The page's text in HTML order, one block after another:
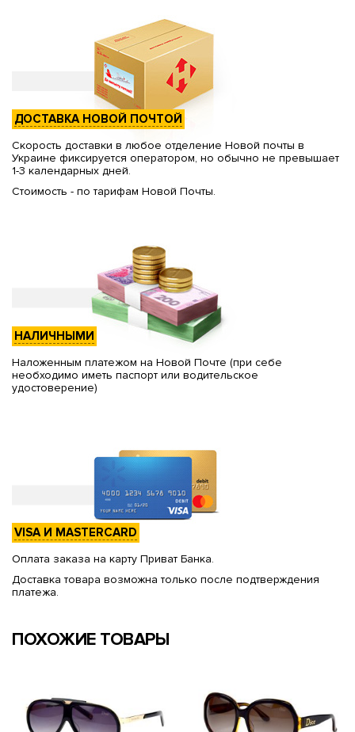
ДОСТАВКА НОВОЙ ПОЧТОЙ
Скорость доставки в любое отделение Новой почты в
Украине фиксируется оператором, но обычно не превышает
1-3 календарных дней.
Стоимость - по тарифам Новой Почты.
НАЛИЧНЫМИ
Наложенным платежом на Новой Почте (при себе
необходимо иметь паспорт или водительское
удостоверение)
VISA И MASTERCARD
Оплата заказа на карту Приват Банка.
Доставка товара возможна только после подтверждения
платежа.
ПОХОЖИЕ ТОВАРЫ